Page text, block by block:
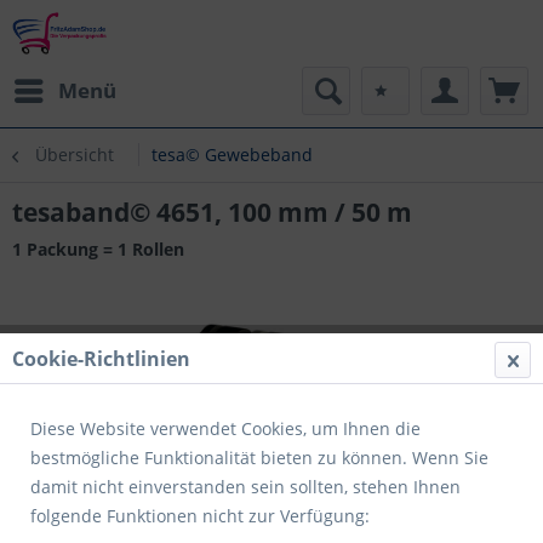
Menü
Übersicht tesa© Gewebeband
tesaband© 4651, 100 mm / 50 m
1 Packung = 1 Rollen
Cookie-Richtlinien
Diese Website verwendet Cookies, um Ihnen die
bestmögliche Funktionalität bieten zu können. Wenn Sie
damit nicht einverstanden sein sollten, stehen Ihnen
folgende Funktionen nicht zur Verfügung: